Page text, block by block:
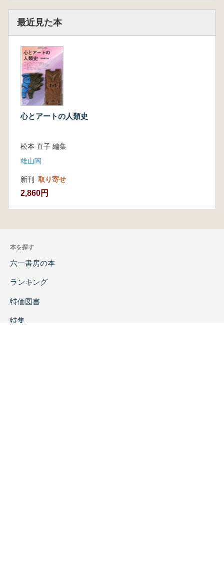
最近見た本
心とアートの人類史
松本 直子 編集
雄山閣
新刊 取り寄せ
2,860円
本を探す
六一書房の本
ランキング
特価図書
特集